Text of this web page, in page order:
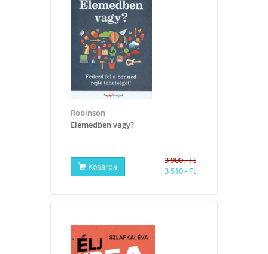
Robinson
Elemedben vagy?
Kosárba
3 900.- Ft
3 510.- Ft